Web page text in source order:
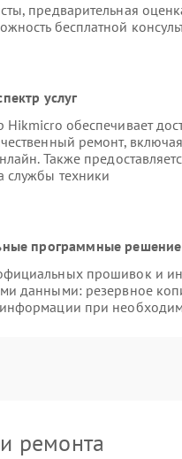
предварительная
бесплатной
услуг
Hikmicro обеспечивает
ремонт,
Также
службы техники
программные
прошивок и
данными: резервное
при
ремонта